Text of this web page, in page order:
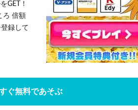
GET！
ろ 倍額
録して
ぐ無料であそぶ